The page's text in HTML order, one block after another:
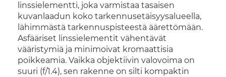
linssielementti, joka varmistaa tasaisen
kuvanlaadun koko tarkennusetäisyysalueella,
lähimmästä tarkennuspisteestä äärettömään.
Asfääriset linssielementit vähentävät
vääristymiä ja minimoivat kromaattisia
poikkeamia. Vaikka objektiivin valovoima on
suuri (f/1.4), sen rakenne on silti kompaktin